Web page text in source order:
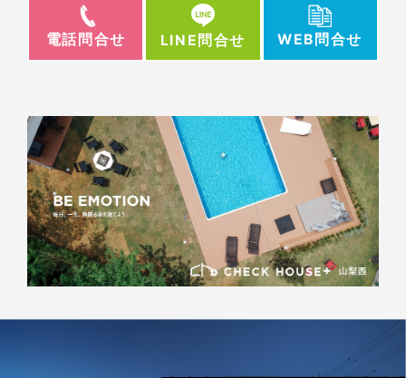
電話問合せ LINE問合せ WEB問合せ